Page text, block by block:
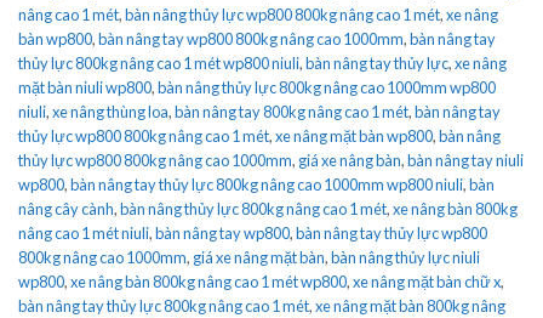
nâng cao 1 mét,bàn nâng thủy lực wp800 800kg nâng cao 1 mét,xe nâng
bàn wp800,bàn nâng tay wp800 800kg nâng cao 1000mm,bàn nâng tay
thủy lực 800kg nâng cao 1 mét wp800 niuli,bàn nâng tay thủy lực,xe nâng
mặt bàn niuli wp800,bàn nâng thủy lực 800kg nâng cao 1000mm wp800
niuli,xe nâng thùng loa,bàn nâng tay 800kg nâng cao 1 mét,bàn nâng tay
thủy lực wp800 800kg nâng cao 1 mét,xe nâng mặt bàn wp800,bàn nâng
thủy lực wp800 800kg nâng cao 1000mm, giá xe nâng bàn,bàn nâng tay niuli
wp800,bàn nâng tay thủy lực 800kg nâng cao 1000mm wp800 niuli,bàn
nâng cây cành,bàn nâng thủy lực 800kg nâng cao 1 mét,xe nâng bàn 800kg
nâng cao 1 mét niuli,bàn nâng tay wp800,bàn nâng tay thủy lực wp800
800kg nâng cao 1000mm, giá xe nâng mặt bàn,bàn nâng thủy lực niuli
wp800,xe nâng bàn 800kg nâng cao 1 mét wp800,xe nâng mặt bàn chữ x,
bàn nâng tay thủy lực 800kg nâng cao 1 mét,xe nâng mặt bàn 800kg nâng